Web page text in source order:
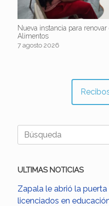
Nueva instancia para
Alimentos
7 agosto 2026
Buscar:
ULTIMAS NOTICIAS
Zapala le abrió la
licenciados en